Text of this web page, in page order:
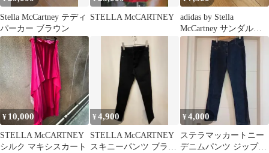
Stella McCartney テディ
パーカー ブラウン
STELLA McCARTNEY
adidas by Stella
McCartney サンダル
新品未使用
¥ 10,000
STELLA McCARTNEY
シルク マキシスカート
¥4,900
STELLA McCARTNEY
スキニーパンツ ブラッ
¥4,000
ステラマッカートニー
デニムパンツ ジップデ